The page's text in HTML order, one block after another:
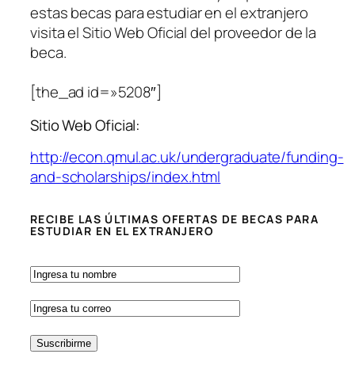
estas becas para estudiar en el extranjero
visita el Sitio Web Oficial del proveedor de la
beca.
[the_ad id=»5208″]
Sitio Web Oficial:
http://econ.qmul.ac.uk/undergraduate/funding-
and-scholarships/index.html
RECIBE LAS ÚLTIMAS OFERTAS DE BECAS PARA
ESTUDIAR EN EL EXTRANJERO